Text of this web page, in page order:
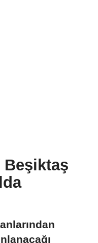
Beşiktaş